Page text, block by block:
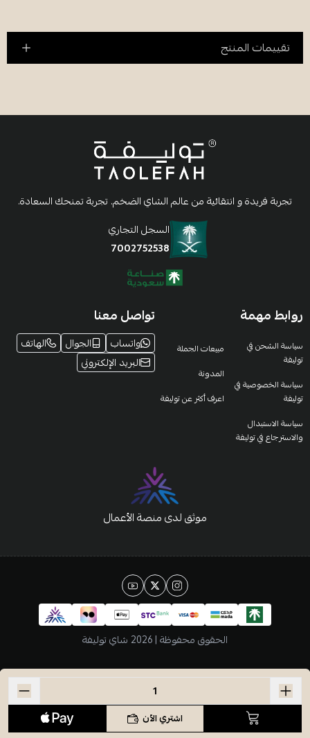
اشتري الآن
تقييمات المنتج
تجربة فريدة و انتقائية من عالم الشاي الضخم. تجربة تمنحك السعادة.
السجل التجاري
7002752538
روابط مهمة
سياسة الشحن في
توليفة
سياسة الخصوصية في
توليفة
سياسة الاستبدال
والاسترجاع في توليفة
مبيعات الجملة
المدونة
اعرف أكثر عن توليفة
تواصل معنا
واتساب الجوال
الهاتف
البريد الإلكتروني
موثق لدى منصة الأعمال
الحقوق محفوظة | 2026 شاي توليفة